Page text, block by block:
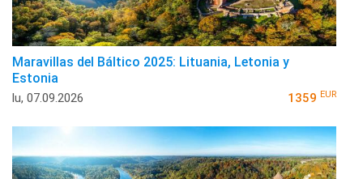
Maravillas del Báltico 2025: Lituania, Letonia y
Estonia
lu, 07.09.2026 1359 EUR